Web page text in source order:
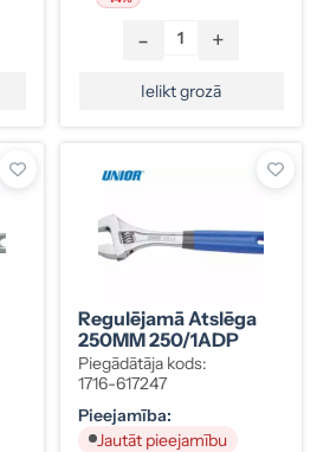
- +
Ielikt grozā
Regulējamā Atslēga
250MM 250/1ADP
Piegādātāja kods:
1716-617247
Pieejamība:
Jautāt pieejamību